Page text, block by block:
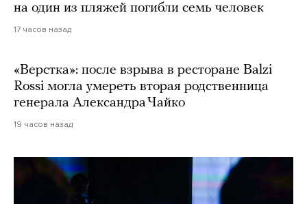
на один из пляжей погибли семь человек
17 часов назад
«Верстка»: после взрыва в ресторане Balzi
Rossi могла умереть вторая родственница
генерала Александра Чайко
19 часов назад